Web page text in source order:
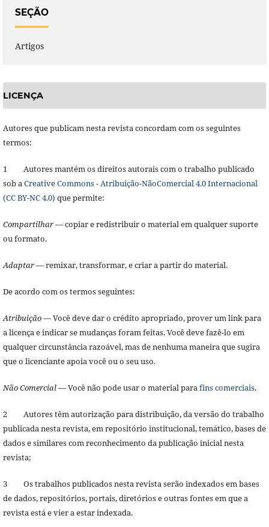
SEÇÃO
Artigos
LICENÇA
Autores que publicam nesta revista concordam com os seguintes
termos:
1 Autores mantém os direitos autorais com o trabalho publicado
sob aCreative Commons - Atribuição-NãoComercial 4.0 Internacional
(CC BY-NC 4.0) que permite:
Compartilhar— copiar e redistribuir o material em qualquer suporte
ou formato.
Adaptar— remixar, transformar, e criar a partir do material.
De acordo com os termos seguintes:
Atribuição— Você deve dar o crédito apropriado, prover um link para
a licença e indicar se mudanças foram feitas. Você deve fazê-lo em
qualquer circunstância razoável, mas de nenhuma maneira que sugira
que o licenciante apoia você ou o seu uso.
Não Comercial— Você não pode usar o material parafins comerciais.
2 Autores têm autorização para distribuição, da versão do trabalho
publicada nesta revista, em repositório institucional, temático, bases de
dados e similares com reconhecimento da publicação inicial nesta
revista;
3 Os trabalhos publicados nesta revista serão indexados em bases
de dados, repositórios, portais, diretórios e outras fontes em que a
revista está e vier a estar indexada.